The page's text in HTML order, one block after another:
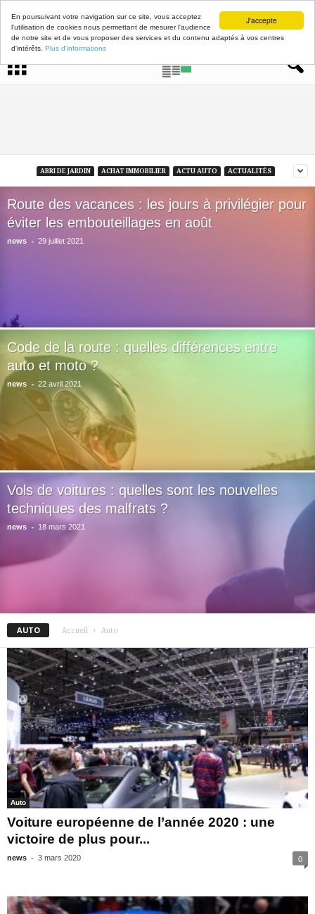
J'accepte
En poursuivant votre navigation sur ce site, vous acceptez
l'utilisation de cookies nous permettant de mesurer l'audience
de notre site et de vous proposer des services et du contenu adaptés à vos centres
d'intérêts. Plus d'informations
ABRI DE JARDIN ACHAT IMMOBILIER ACTU AUTO ACTUALITÉS
Route des vacances : les jours à privilégier pour
éviter les embouteillages en août
news - 29 juillet 2021
Code de la route : quelles différences entre
auto et moto ?
news - 22 avril 2021
Vols de voitures : quelles sont les nouvelles
techniques des malfrats ?
news - 18 mars 2021
AUTO Accueil Auto
Auto
Voiture européenne de l’année 2020 : une
victoire de plus pour...
news - 3 mars 2020 0